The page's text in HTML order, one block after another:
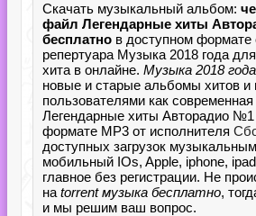
Скачать музыкальный альбом:
файл Легендарные хиты
бесплатно в доступном формате
репертуара Музыка 2018 года
хита в онлайне. Музыка 2018
новые и старые альбомы хитов и
пользователями как
Легендарные хиты Авторадио №1
формате MP3 от исполнителя
доступных загрузок
мобильный IOs, Apple, iphone,
главное без регистрации. Не
на torrent музыка бесплатно,
и мы решим ваш вопрос.